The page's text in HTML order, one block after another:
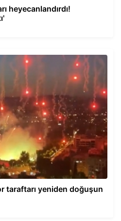
heyecanlandırdı!
taraftarı yeniden doğuşun